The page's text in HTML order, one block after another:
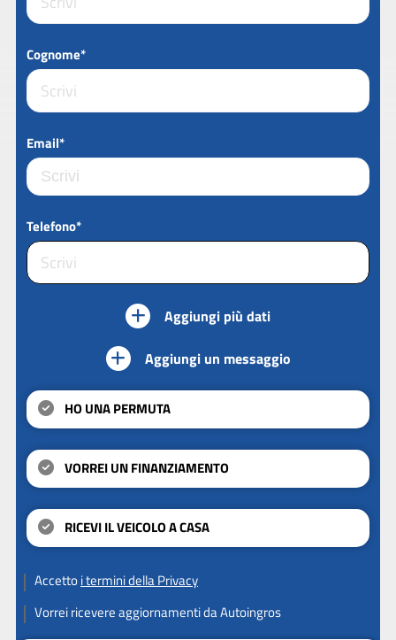
Cognome*
Email*
Telefono*
Aggiungi più dati
Aggiungi un messaggio
HO UNA PERMUTA
VORREI UN FINANZIAMENTO
RICEVI IL VEICOLO A CASA
Accettoi termini della Privacy
Vorrei ricevere aggiornamenti da Autoingros